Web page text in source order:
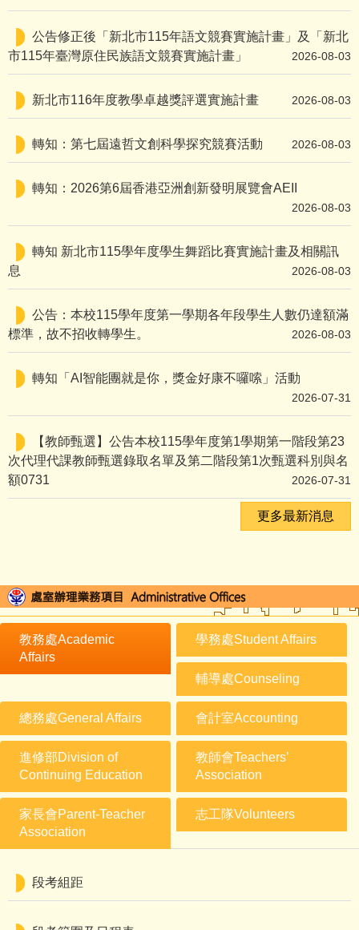
公告修正後「新北市115年語文競賽實施計畫」及「新北
市115年臺灣原住民族語文競賽實施計畫」
2026-08-03
新北市116年度教學卓越獎評選實施計畫 2026-08-03
轉知：第七屆遠哲文創科學探究競賽活動 2026-08-03
轉知：2026第6屆香港亞洲創新發明展覽會AEII
2026-08-03
轉知 新北市115學年度學生舞蹈比賽實施計畫及相關訊
息
2026-08-03
公告：本校115學年度第一學期各年段學生人數仍達額滿
標準，故不招收轉學生。
2026-08-03
轉知「AI智能團就是你，獎金好康不囉嗦」活動
2026-07-31
【教師甄選】公告本校115學年度第1學期第一階段第23
次代理代課教師甄選錄取名單及第二階段第1次甄選科別與名
額0731
2026-07-31
更多最新消息
教務處Academic
Affairs
學務處Student Affairs
輔導處Counseling
總務處General Affairs 會計室Accounting
進修部Division of
Continuing Education
教師會Teachers’
Association
家長會Parent-Teacher
Association
志工隊Volunteers
段考組距